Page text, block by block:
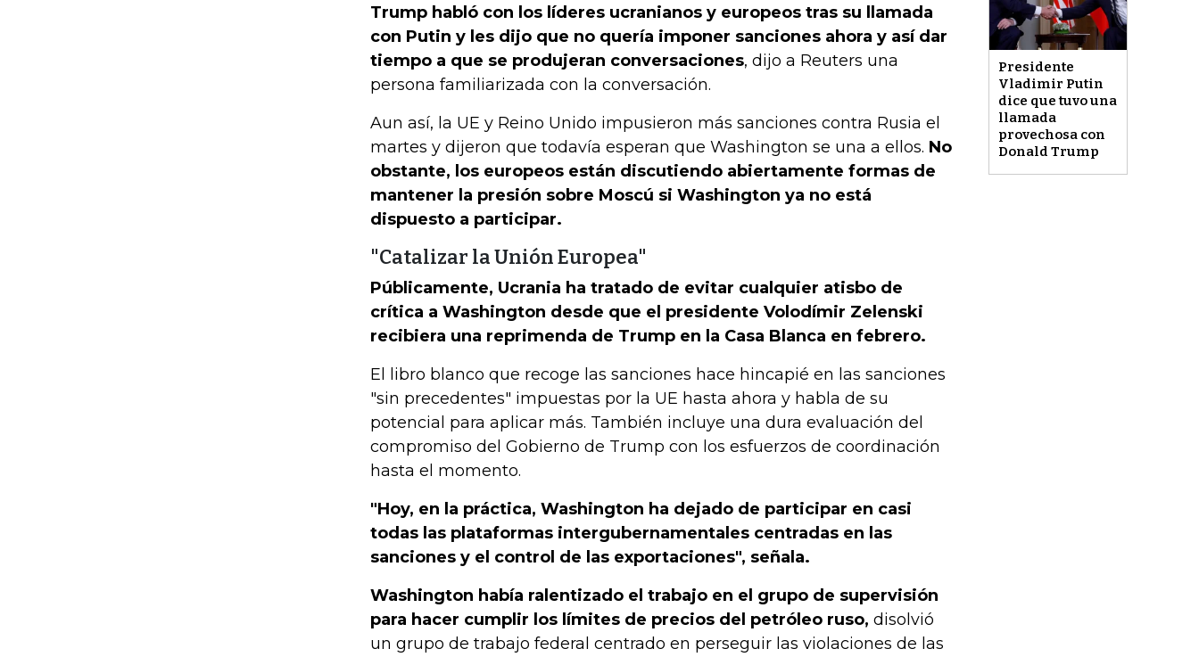
Presidente
Vladimir Putin
dice que tuvo una
llamada
provechosa con
Donald Trump
Trump habló con los líderes ucranianos y europeos tras su llamada
con Putin y les dijo que no quería imponer sanciones ahora y así dar
tiempo a que se produjeran conversaciones, dijo a Reuters una
persona familiarizada con la conversación.
Aun así, la UE y Reino Unido impusieron más sanciones contra Rusia el
martes y dijeron que todavía esperan que Washington se una a ellos. No
obstante, los europeos están discutiendo abiertamente formas de
mantener la presión sobre Moscú si Washington ya no está
dispuesto a participar.
"Catalizar la Unión Europea"
Públicamente, Ucrania ha tratado de evitar cualquier atisbo de
crítica a Washington desde que el presidente Volodímir Zelenski
recibiera una reprimenda de Trump en la Casa Blanca en febrero.
El libro blanco que recoge las sanciones hace hincapié en las sanciones
"sin precedentes" impuestas por la UE hasta ahora y habla de su
potencial para aplicar más. También incluye una dura evaluación del
compromiso del Gobierno de Trump con los esfuerzos de coordinación
hasta el momento.
"Hoy, en la práctica, Washington ha dejado de participar en casi
todas las plataformas intergubernamentales centradas en las
sanciones y el control de las exportaciones", señala.
Washington había ralentizado el trabajo en el grupo de supervisión
para hacer cumplir los límites de precios del petróleo ruso, disolvió
un grupo de trabajo federal centrado en perseguir las violaciones de las